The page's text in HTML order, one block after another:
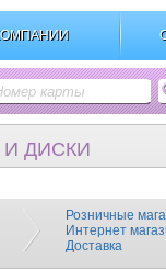
ДИСКИ
Розничные
Интернет
Доставка